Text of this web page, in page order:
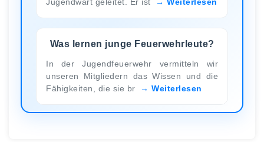
Was lernen junge Feuerwehrleute?
In der Jugendfeuerwehr vermitteln wir
unseren Mitgliedern das Wissen und die
Fähigkeiten, die sie br
Weiterlesen